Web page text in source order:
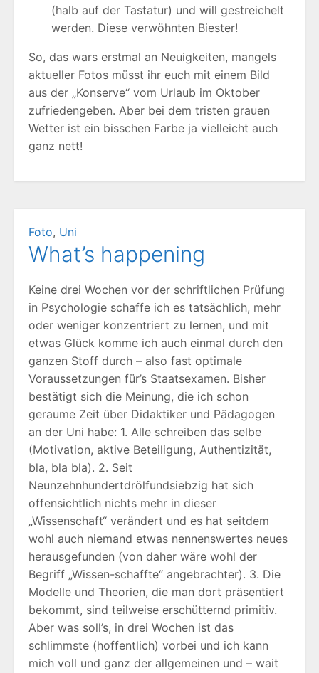
(halb auf der Tastatur) und will gestreichelt
werden. Diese verwöhnten Biester!
So, das wars erstmal an Neuigkeiten, mangels
aktueller Fotos müsst ihr euch mit einem Bild
aus der „Konserve“ vom Urlaub im Oktober
zufriedengeben. Aber bei dem tristen grauen
Wetter ist ein bisschen Farbe ja vielleicht auch
ganz nett!
Foto, Uni
What’s happening
Keine drei Wochen vor der schriftlichen Prüfung
in Psychologie schaffe ich es tatsächlich, mehr
oder weniger konzentriert zu lernen, und mit
etwas Glück komme ich auch einmal durch den
ganzen Stoff durch – also fast optimale
Voraussetzungen für’s Staatsexamen. Bisher
bestätigt sich die Meinung, die ich schon
geraume Zeit über Didaktiker und Pädagogen
an der Uni habe: 1. Alle schreiben das selbe
(Motivation, aktive Beteiligung, Authentizität,
bla, bla bla). 2. Seit
Neunzehnhundertdrölfundsiebzig hat sich
offensichtlich nichts mehr in dieser
„Wissenschaft“ verändert und es hat seitdem
wohl auch niemand etwas nennenswertes neues
herausgefunden (von daher wäre wohl der
Begriff „Wissen-schaffte“ angebrachter). 3. Die
Modelle und Theorien, die man dort präsentiert
bekommt, sind teilweise erschütternd primitiv.
Aber was soll’s, in drei Wochen ist das
schlimmste (hoffentlich) vorbei und ich kann
mich voll und ganz der allgemeinen und – wait